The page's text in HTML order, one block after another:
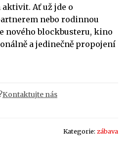
Ať už jde o
nebo rodinnou
nového blockbusteru, kino
a jedinečně propojení
Kontaktujte nás
Kategorie: zábava